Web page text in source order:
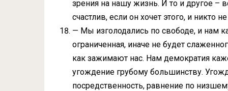
зрения на нашу жизнь. И то и другое –
счастлив, если он хочет этого, и никто
— Мы изголодались по свободе, и нам
ограниченная, иначе не будет
как зажимают нас. Нам демократия
угождение грубому большинству.
посредственность, равнение по